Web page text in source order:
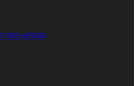
mes achats